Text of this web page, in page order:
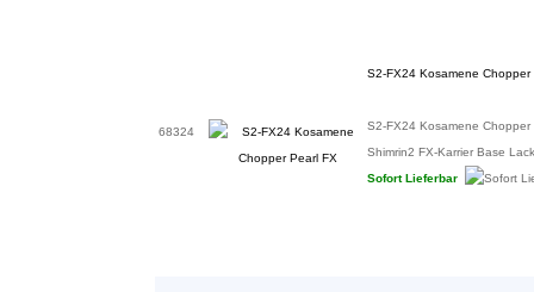
68324
S2-FX24 Kosamene Chopper
S2-FX24 Kosamene
Shimrin2 FX-Karrier Base
Sofort Lieferbar